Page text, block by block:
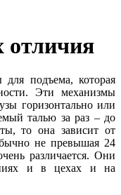
отличия
для подъема, которая
Эти механизмы
горизонтально или
талью за раз – до
то она зависит от
не превышая 24
различается. Они
и в цехах и на